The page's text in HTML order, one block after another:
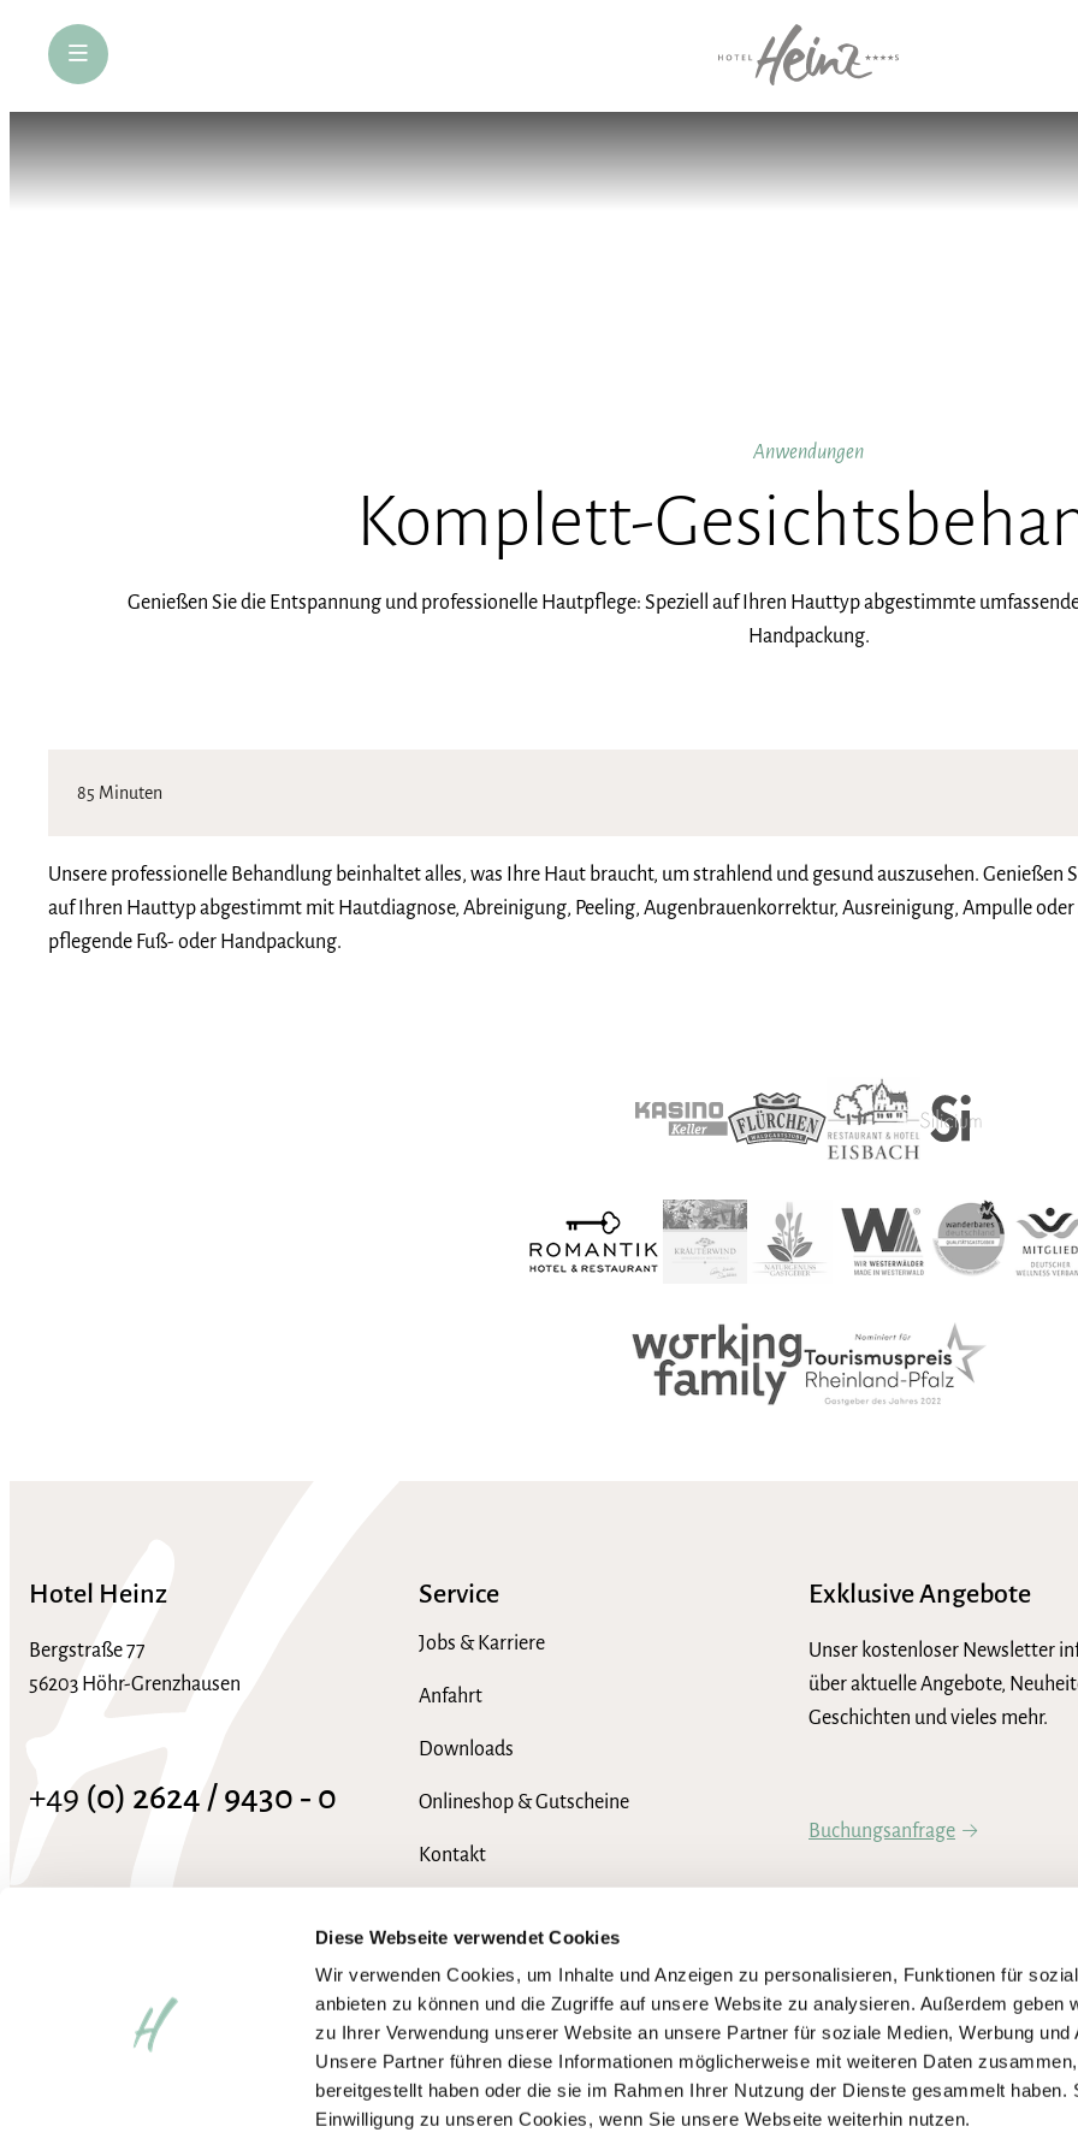
Diese Webseite verwendet Cookies
Wir verwenden Cookies, um Inhalte und Anzeigen zu personalisieren, Funktionen für
anbieten zu können und die Zugriffe auf unsere Website zu analysieren. Außerdem geben
zu Ihrer Verwendung unserer Website an unsere Partner für soziale Medien, Werbung und
Unsere Partner führen diese Informationen möglicherweise mit weiteren Daten
bereitgestellt haben oder die sie im Rahmen Ihrer Nutzung der Dienste gesammelt haben.
Einwilligung zu unseren Cookies, wenn Sie unsere Webseite weiterhin nutzen.
öffne Navigation
Anwendungen
Komplett-
Genießen Sie die Entspannung und professionelle Hautpflege: Speziell auf Ihren Hauttyp abgestimmte
Handpackung.
85 Minuten
Unsere professionelle Behandlung beinhaltet alles, was Ihre Haut braucht, um strahlend und gesund auszusehen. Genießen
auf Ihren Hauttyp abgestimmt mit Hautdiagnose, Abreinigung, Peeling, Augenbrauenkorrektur, Ausreinigung, Ampulle oder
pflegende Fuß- oder Handpackung.
Hotel Heinz
Bergstraße 77
56203 Höhr-Grenzhausen
+49 (0) 2624 / 9430 ‑ 0
Service
Jobs & Karriere
Anfahrt
Downloads
Onlineshop & Gutscheine
Kontakt
Exklusive Angebote
Unser kostenloser Newsletter
über aktuelle Angebote,
Geschichten und vieles mehr.
Buchungsanfrage
Wir arbeiten an der vollständigen Umsetzung der Anforderungen des Barrierefreiheitsstärkungsgesetzes